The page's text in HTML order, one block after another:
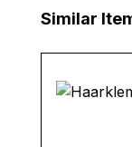
Similar